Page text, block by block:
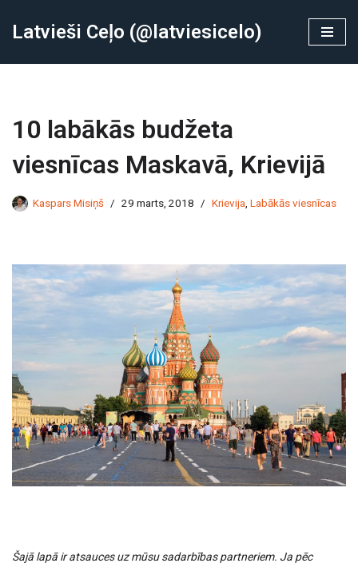
Latvieši Ceļo (@latviesicelo)
10 labākās budžeta
viesnīcas Maskavā, Krievijā
Kaspars Misiņš 29 marts, 2018 Krievija Labākās viesnīcas
Šajā lapā ir atsauces uz mūsu sadarbības partneriem. Ja pēc